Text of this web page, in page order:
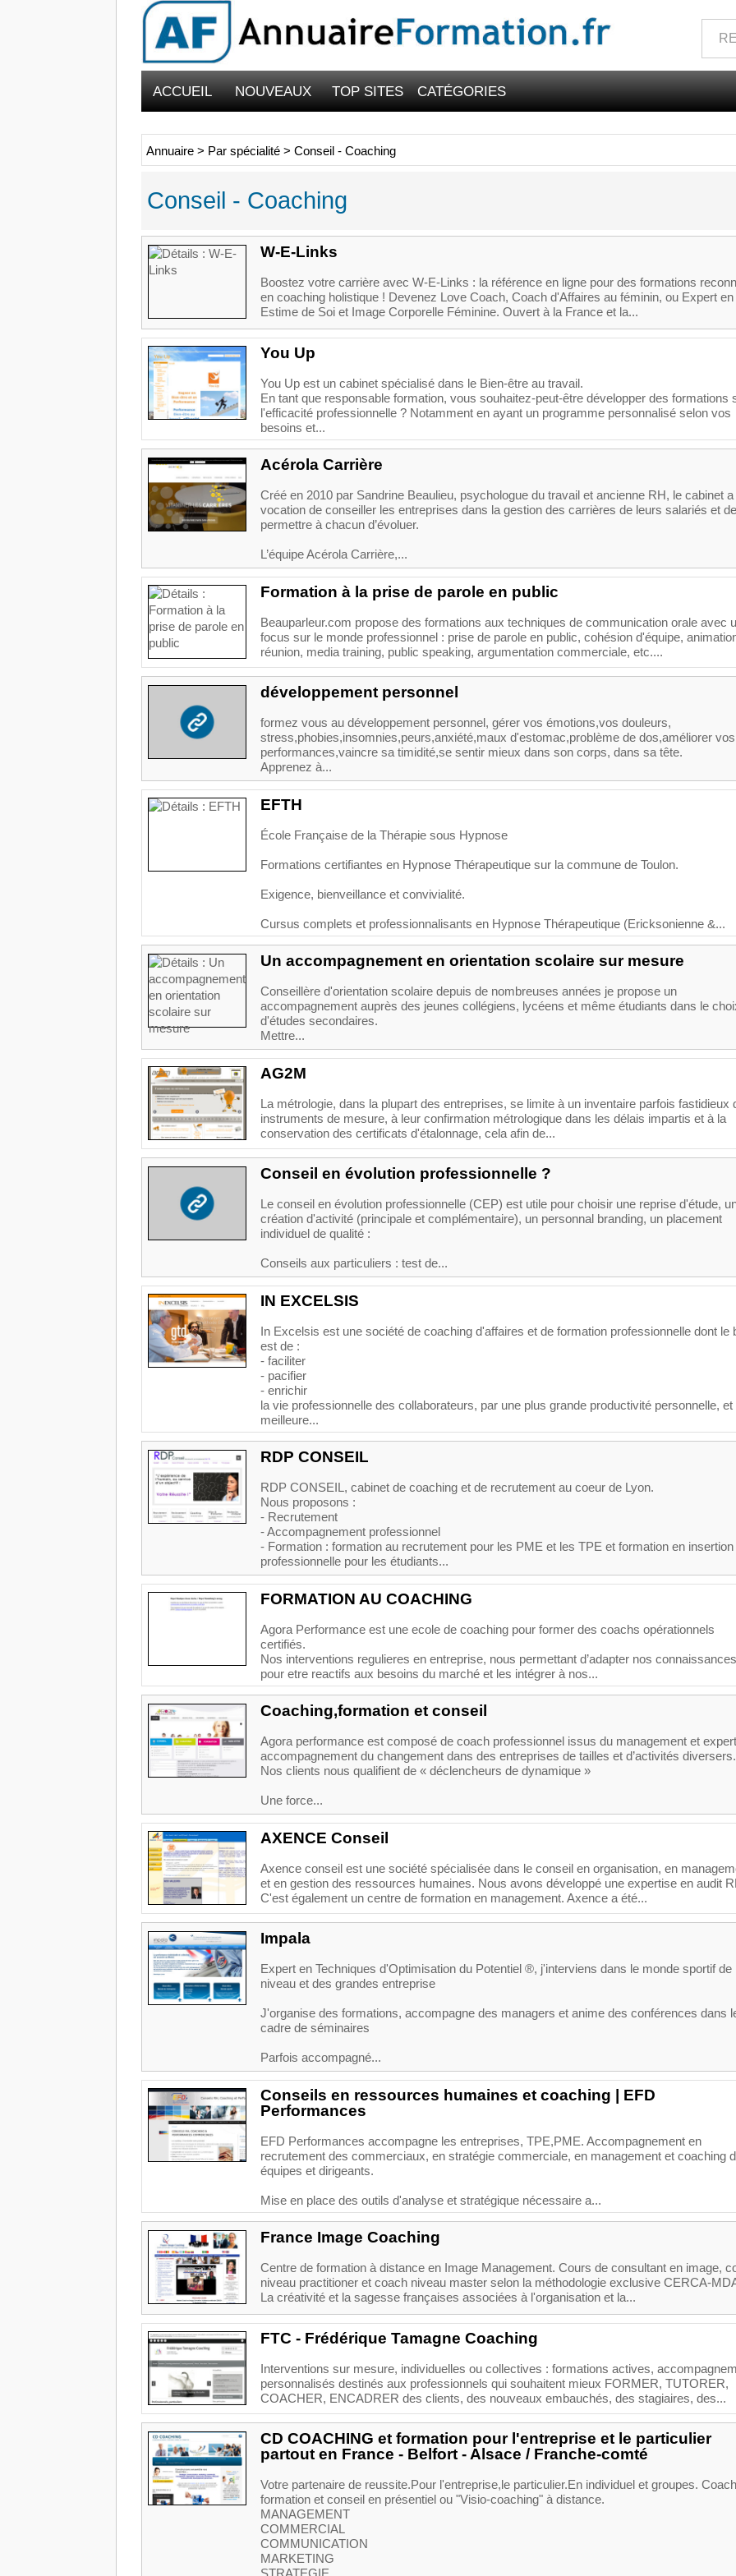
ACCUEIL NOUVEAUX TOP SITES CATÉGORIES
Annuaire > Par spécialité > Conseil - Coaching
Conseil - Coaching
W-E-Links
Boostez votre carrière avec W-E-Links : la référence en ligne pour des formations
en coaching holistique ! Devenez Love Coach, Coach d'Affaires au féminin, ou Expert en
Estime de Soi et Image Corporelle Féminine. Ouvert à la France et la...
You Up
You Up est un cabinet spécialisé dans le Bien-être au travail.
En tant que responsable formation, vous souhaitez-peut-être développer des formations
l'efficacité professionnelle ? Notamment en ayant un programme personnalisé selon vos
besoins et...
Acérola Carrière
Créé en 2010 par Sandrine Beaulieu, psychologue du travail et ancienne RH, le cabinet a
vocation de conseiller les entreprises dans la gestion des carrières de leurs salariés et de
permettre à chacun d’évoluer.
L’équipe Acérola Carrière,...
Formation à la prise de parole en public
Beauparleur.com propose des formations aux techniques de communication orale avec
focus sur le monde professionnel : prise de parole en public, cohésion d'équipe,
réunion, media training, public speaking, argumentation commerciale, etc....
développement personnel
formez vous au développement personnel, gérer vos émotions,vos douleurs,
stress,phobies,insomnies,peurs,anxiété,maux d'estomac,problème de dos,améliorer vos
performances,vaincre sa timidité,se sentir mieux dans son corps, dans sa tête.
Apprenez à...
EFTH
École Française de la Thérapie sous Hypnose
Formations certifiantes en Hypnose Thérapeutique sur la commune de Toulon.
Exigence, bienveillance et convivialité.
Cursus complets et professionnalisants en Hypnose Thérapeutique (Ericksonienne &...
Un accompagnement en orientation scolaire sur mesure
Conseillère d'orientation scolaire depuis de nombreuses années je propose un
accompagnement auprès des jeunes collégiens, lycéens et même étudiants dans le
d'études secondaires.
Mettre...
AG2M
La métrologie, dans la plupart des entreprises, se limite à un inventaire parfois fastidieux
instruments de mesure, à leur confirmation métrologique dans les délais impartis et à la
conservation des certificats d'étalonnage, cela afin de...
Conseil en évolution professionnelle ?
Le conseil en évolution professionnelle (CEP) est utile pour choisir une reprise d'étude,
création d'activité (principale et complémentaire), un personnal branding, un placement
individuel de qualité :
Conseils aux particuliers : test de...
IN EXCELSIS
In Excelsis est une société de coaching d'affaires et de formation professionnelle dont le
est de :
- faciliter
- pacifier
- enrichir
la vie professionnelle des collaborateurs, par une plus grande productivité personnelle, et
meilleure...
RDP CONSEIL
RDP CONSEIL, cabinet de coaching et de recrutement au coeur de Lyon.
Nous proposons :
- Recrutement
- Accompagnement professionnel
- Formation : formation au recrutement pour les PME et les TPE et formation en insertion
professionnelle pour les étudiants...
FORMATION AU COACHING
Agora Performance est une ecole de coaching pour former des coachs opérationnels
certifiés.
Nos interventions regulieres en entreprise, nous permettant d’adapter nos connaissances
pour etre reactifs aux besoins du marché et les intégrer à nos...
Coaching,formation et conseil
Agora performance est composé de coach professionnel issus du management et
accompagnement du changement dans des entreprises de tailles et d’activités diversers.
Nos clients nous qualifient de « déclencheurs de dynamique »
Une force...
AXENCE Conseil
Axence conseil est une société spécialisée dans le conseil en organisation, en
et en gestion des ressources humaines. Nous avons développé une expertise en audit
C'est également un centre de formation en management. Axence a été...
Impala
Expert en Techniques d'Optimisation du Potentiel ®, j'interviens dans le monde sportif de
niveau et des grandes entreprise
J'organise des formations, accompagne des managers et anime des conférences dans
cadre de séminaires
Parfois accompagné...
Conseils en ressources humaines et coaching | EFD
Performances
EFD Performances accompagne les entreprises, TPE,PME. Accompagnement en
recrutement des commerciaux, en stratégie commerciale, en management et coaching
équipes et dirigeants.
Mise en place des outils d'analyse et stratégique nécessaire a...
France Image Coaching
Centre de formation à distance en Image Management. Cours de consultant en image,
niveau practitioner et coach niveau master selon la méthodologie exclusive CERCA-
La créativité et la sagesse françaises associées à l'organisation et la...
FTC - Frédérique Tamagne Coaching
Interventions sur mesure, individuelles ou collectives : formations actives,
personnalisés destinés aux professionnels qui souhaitent mieux FORMER, TUTORER,
COACHER, ENCADRER des clients, des nouveaux embauchés, des stagiaires, des...
CD COACHING et formation pour l'entreprise et le particulier
partout en France - Belfort - Alsace / Franche-comté
Votre partenaire de reussite.Pour l'entreprise,le particulier.En individuel et groupes.
formation et conseil en présentiel ou "Visio-coaching" à distance.
MANAGEMENT
COMMERCIAL
COMMUNICATION
MARKETING